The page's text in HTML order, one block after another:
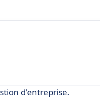
d'entreprise.